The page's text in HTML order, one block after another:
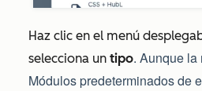
Haz clic en el menú
selecciona un tipo. Aunque la
Módulos predeterminados de